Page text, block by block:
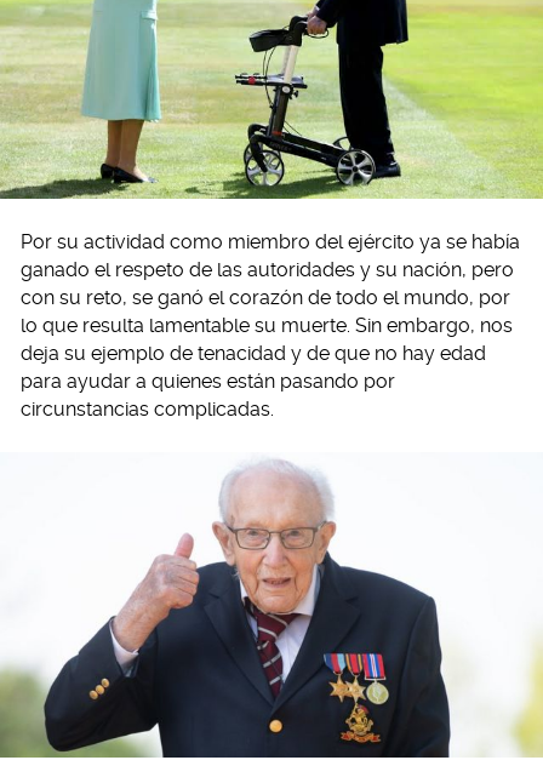
Por su actividad como miembro del ejército ya se había
ganado el respeto de las autoridades y su nación, pero
con su reto, se ganó el corazón de todo el mundo, por
lo que resulta lamentable su muerte. Sin embargo, nos
deja su ejemplo de tenacidad y de que no hay edad
para ayudar a quienes están pasando por
circunstancias complicadas.